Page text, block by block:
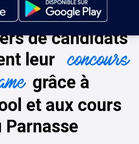
de candidats
leur
concours
grâce à
et aux cours
Parnasse